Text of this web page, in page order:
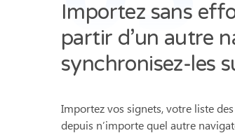
Importez sans
partir d’un autre
synchronisez-les
Importez vos signets, votre liste
depuis n’importe quel autre